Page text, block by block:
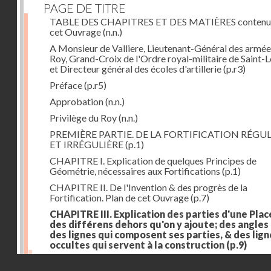
PAGE DE TITRE
TABLE DES CHAPITRES ET DES MATIÈRES
cet Ouvrage(n.n.)
A Monsieur de Valliere, Lieutenant-Général des
Roy, Grand-Croix de l'Ordre royal-militaire de Saint-
et Directeur général des écoles d'artillerie(p.r3)
Préface(p.r5)
Approbation(n.n.)
Privilège du Roy(n.n.)
PREMIÈRE PARTIE. DE LA FORTIFICATION
ET IRRÉGULIÈRE(p.1)
CHAPITRE I. Explication de quelques Principes de
Géométrie, nécessaires aux Fortifications (p.1)
CHAPITRE II. De l'Invention & des progrès de la
Fortification. Plan de cet Ouvrage(p.7)
CHAPITRE III. Explication des parties d'une
des différens dehors qu'on y ajoute; des angles
des lignes qui composent ses parties, & des
occultes qui servent à la construction (p.9)
Des lignes & des angles qui composent les parties